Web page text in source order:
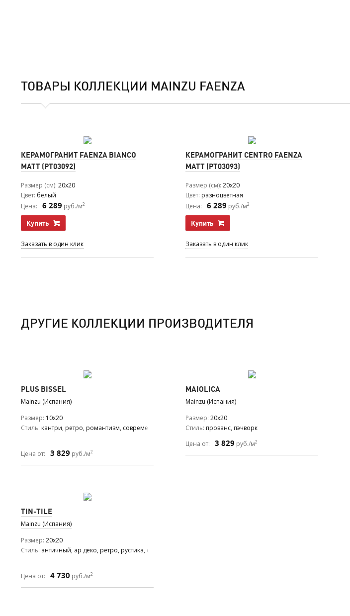
ТОВАРЫ КОЛЛЕКЦИИ MAINZU FAENZA
КЕРАМОГРАНИТ FAENZA BIANCO
MATT (PT03092)
Размер (см) 20x20
Цвет белый
Цена:
6 289 руб./м2
Купить
Заказать в один клик
КЕРАМОГРАНИТ CENTRO FAENZA
MATT (PT03093)
Размер (см) 20x20
Цвет разноцветная
Цена:
6 289 руб./м2
Купить
Заказать в один клик
ДРУГИЕ КОЛЛЕКЦИИ ПРОИЗВОДИТЕЛЯ
PLUS BISSEL
Mainzu (Испания)
Размер 10x20
Стиль кантри, ретро, романтизм, современный
Цена от: 3 829 руб./м2
MAIOLICA
Mainzu (Испания)
Размер 20x20
Стиль прованс, пэчворк
Цена от:
3 829 руб./м2
TIN-TILE
Mainzu (Испания)
Размер 20x20
Стиль античный, ар деко, ретро, рустика, средиземноморский
Цена от: 4 730 руб./м2